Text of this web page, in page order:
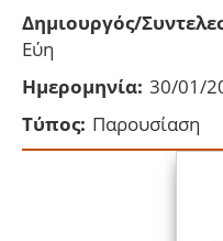
Δημιουργός/
Εύη
Ημερομηνία: 30/01/
Τύπος: Παρουσίαση